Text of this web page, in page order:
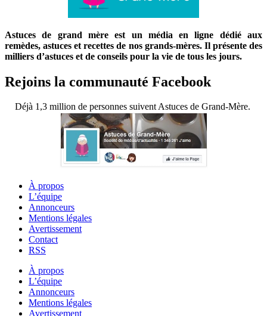
Astuces de grand mère est un média en ligne dédié aux
remèdes, astuces et recettes de nos grands-mères. Il présente des
milliers d’astuces et de conseils pour la vie de tous les jours.
Rejoins la communauté Facebook
Déjà 1,3 million de personnes suivent Astuces de Grand-Mère.
À propos
L’équipe
Annonceurs
Mentions légales
Avertissement
Contact
RSS
À propos
L’équipe
Annonceurs
Mentions légales
Avertissement